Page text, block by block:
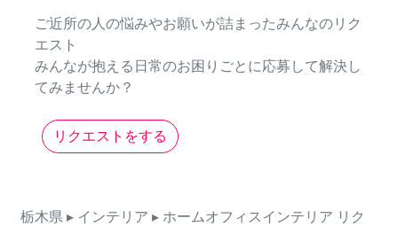
ご近所の人の悩みやお願いが詰まったみんなのリク
エスト
みんなが抱える日常のお困りごとに応募して解決し
てみませんか？
リクエストをする
栃木県 ▸ インテリア ▸ ホームオフィスインテリア リク